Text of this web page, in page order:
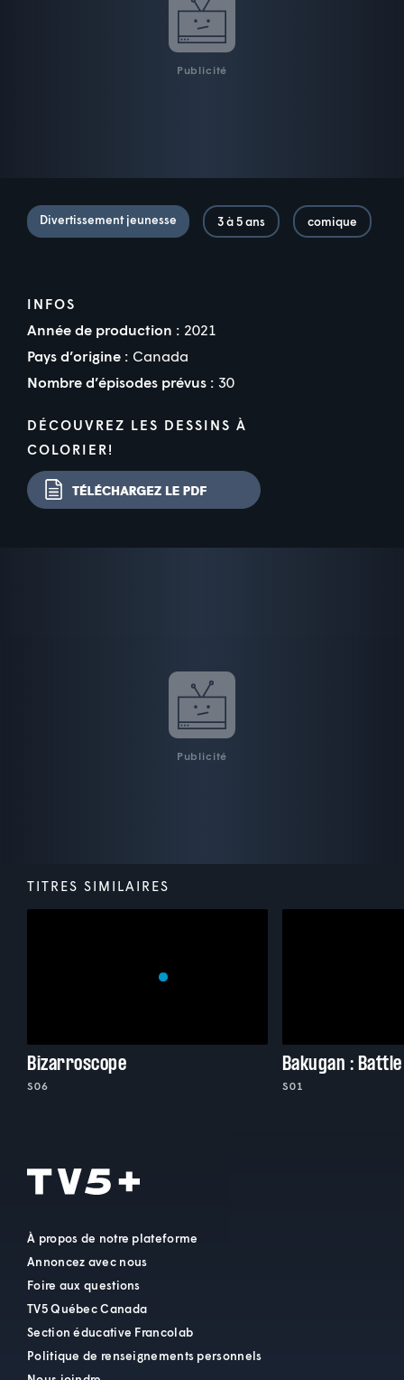
Publicité
Divertissement jeunesse 3 à 5 ans comique
INFOS
Année de production : 2021
Pays d’origine : Canada
Nombre d’épisodes prévus : 30
DÉCOUVREZ LES DESSINS À
COLORIER!
Publicité
TITRES SIMILAIRES
Bizarroscope
S06
Bakugan :
S01
À propos de notre plateforme
Annoncez avec nous
Foire aux questions
TV5 Québec Canada
Section éducative Francolab
Politique de renseignements personnels